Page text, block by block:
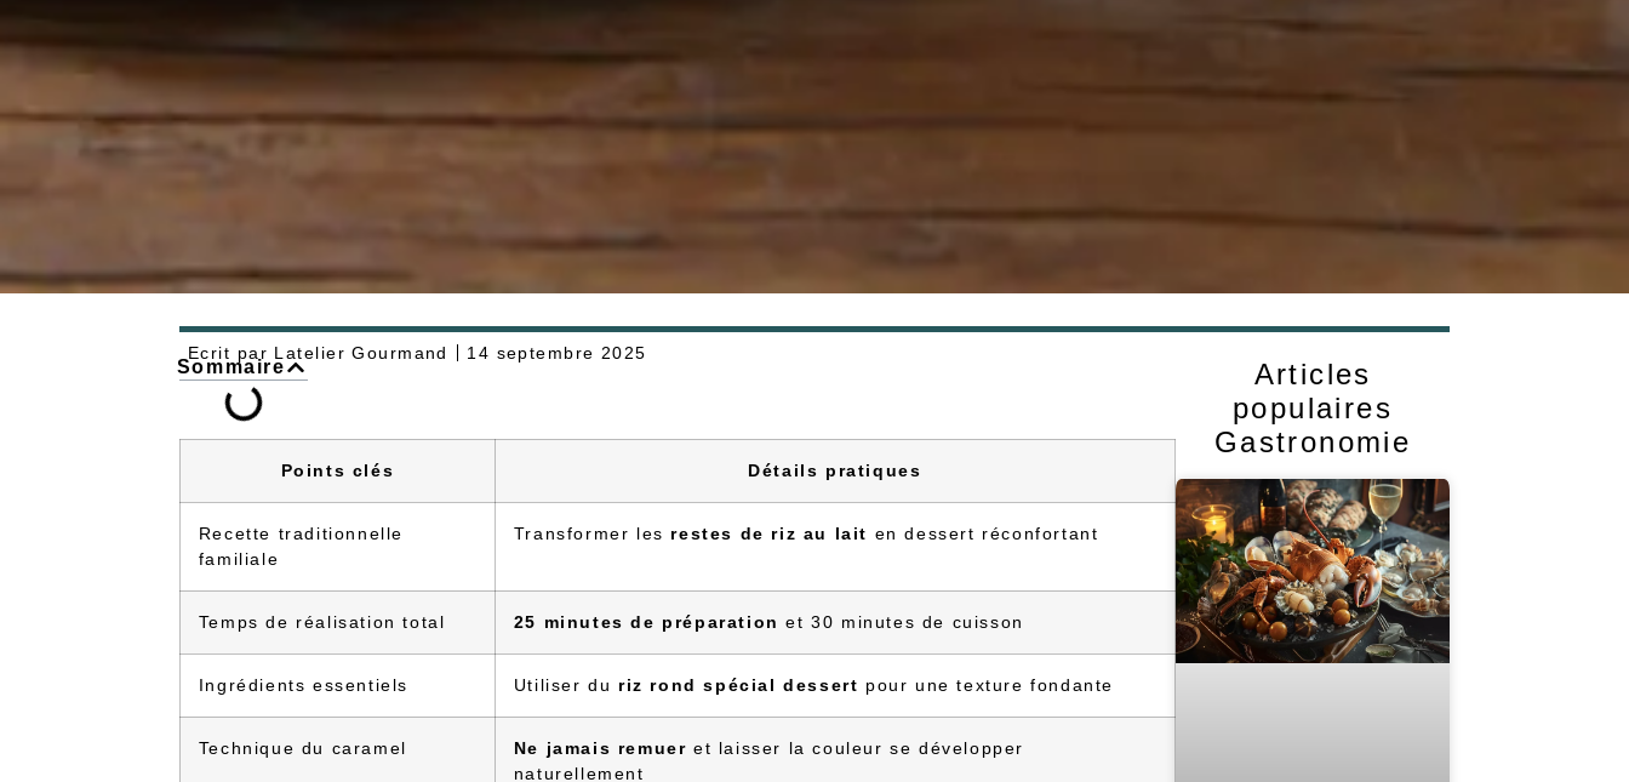
Ecrit par Latelier Gourmand 14 septembre 2025
Sommaire
Points clés Détails pratiques
Recette traditionnelle
familiale
Transformer les restes de riz au lait en dessert réconfortant
Temps de réalisation total 25 minutes de préparation et 30 minutes de cuisson
Ingrédients essentiels Utiliser du riz rond spécial dessert pour une texture fondante
Technique du caramel Ne jamais remuer et laisser la couleur se développer
naturellement
Articles
populaires
Gastronomie